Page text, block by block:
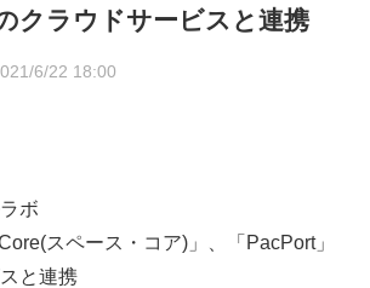
クラウドサービスと連携
6/22 18:00
ボ
スペース・コア)」、「PacPort」
と連携